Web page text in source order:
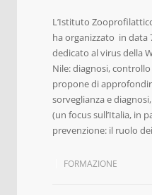
L’Istituto
ha organizzato in data
dedicato al virus della
Nile: diagnosi, controllo
propone di
sorveglianza e
(un focus sull’Italia, in
prevenzione: il ruolo
FORMAZIONE